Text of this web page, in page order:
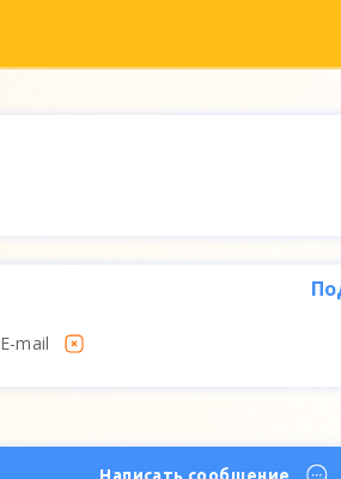
E-mail